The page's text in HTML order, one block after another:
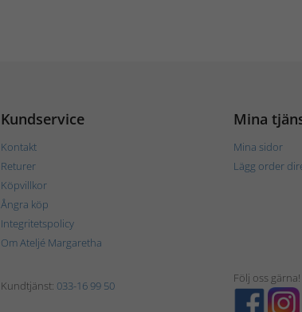
Kundservice
Kontakt
Returer
Köpvillkor
Ångra köp
Integritetspolicy
Om Ateljé Margaretha
Mina
Mina sidor
Lägg order
Kundtjänst: 033-16 99 50
Följ oss gärna!